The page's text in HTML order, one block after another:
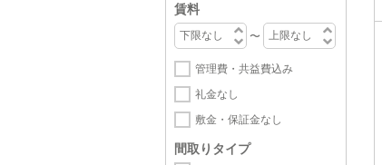
賃料
〜
管理費・共益費込み
礼金なし
敷金・保証金なし
間取りタイプ